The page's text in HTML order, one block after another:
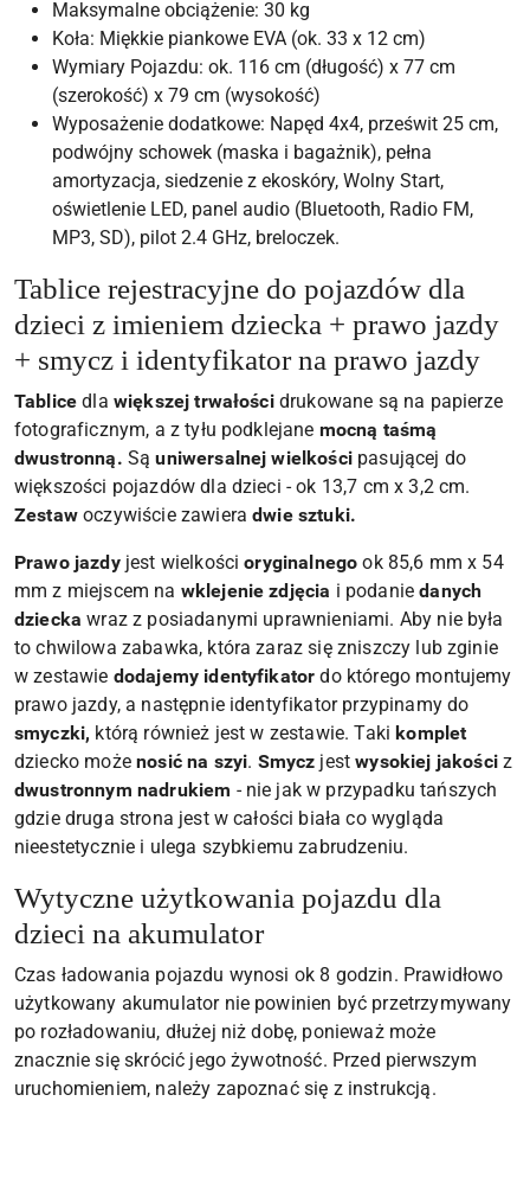
Maksymalne obciążenie: 30 kg
Koła: Miękkie piankowe EVA (ok. 33 x 12 cm)
Wymiary Pojazdu: ok. 116 cm (długość) x 77 cm
(szerokość) x 79 cm (wysokość)
Wyposażenie dodatkowe: Napęd 4x4, prześwit 25 cm,
podwójny schowek (maska i bagażnik), pełna
amortyzacja, siedzenie z ekoskóry, Wolny Start,
oświetlenie LED, panel audio (Bluetooth, Radio FM,
MP3, SD), pilot 2.4 GHz, breloczek.
Tablice rejestracyjne do pojazdów dla
dzieci z imieniem dziecka + prawo jazdy
+ smycz i identyfikator na prawo jazdy
Tablice dla większej trwałościdrukowane są na papierze
fotograficznym, a z tyłu podklejane mocną taśmą
dwustronną. Sąuniwersalnej wielkościpasującej do
większości pojazdów dla dzieci - ok 13,7 cm x 3,2 cm.
Zestawoczywiście zawieradwie sztuki.
Prawo jazdyjest wielkościoryginalnego ok 85,6 mm x 54
mm z miejscem na wklejenie zdjęcia i podaniedanych
dziecka wraz z posiadanymi uprawnieniami. Aby nie była
to chwilowa zabawka, która zaraz się zniszczy lub zginie
w zestawie dodajemy identyfikator do którego montujemy
prawo jazdy, a następnie identyfikator przypinamy do
smyczki, którą również jest w zestawie. Takikomplet
dziecko możenosić na szyi. Smycz jestwysokiej jakościz
dwustronnym nadrukiem - nie jak w przypadku tańszych
gdzie druga strona jest w całości biała co wygląda
nieestetycznie i ulega szybkiemu zabrudzeniu.
Wytyczne użytkowania pojazdu dla
dzieci na akumulator
Czas ładowania pojazdu wynosi ok 8 godzin. Prawidłowo
użytkowany akumulator nie powinien być przetrzymywany
po rozładowaniu, dłużej niż dobę, ponieważ może
znacznie się skrócić jego żywotność. Przed pierwszym
uruchomieniem, należy zapoznać się z instrukcją.